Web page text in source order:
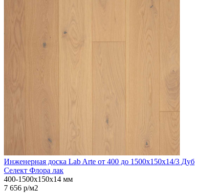
Инженерная доска Lab Arte от 400 до 1500х150х14/3 Дуб
Селект Флора лак
400-1500х150х14 мм
7 656 р/м2